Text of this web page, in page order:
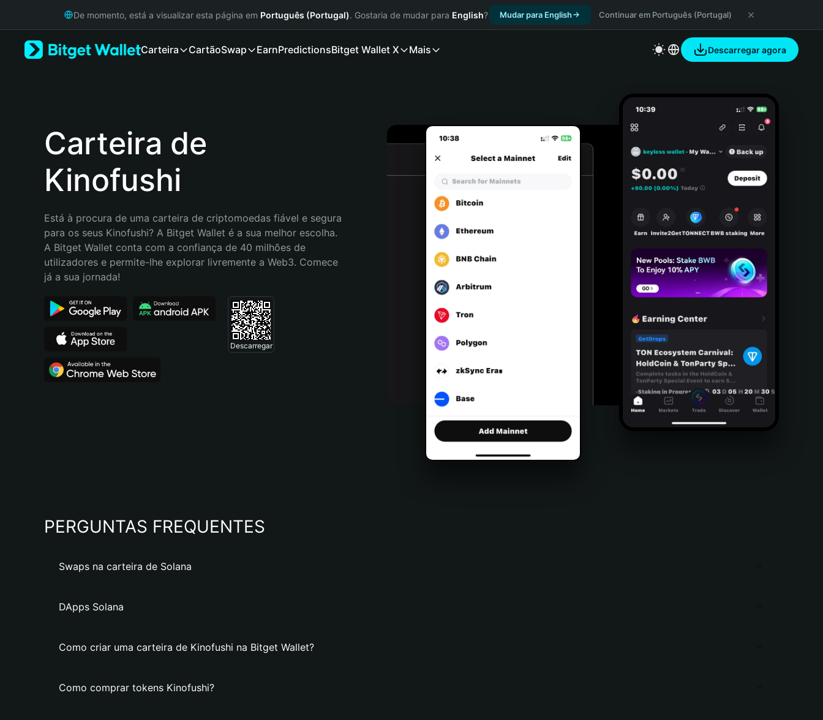
Русский
Português (Portugal)
Bahasa Indonesia
Português (Brasil)
Español (Argentina)
De momento, está a visualizar esta página em Português (Portugal). Gostaria de mudar para English? Mudar para English Continuar em Português (Portugal)
Carteira CartãoSwap EarnPredictionsBitget Wallet X Mais Descarregar agora
Carteira de
Kinofushi
Está à procura de uma carteira de criptomoedas fiável e segura
para os seus Kinofushi? A Bitget Wallet é a sua melhor escolha.
A Bitget Wallet conta com a confiança de 40 milhões de
utilizadores e permite-lhe explorar livremente a Web3. Comece
já a sua jornada!
Descarregar
PERGUNTAS FREQUENTES
Swaps na carteira de Solana
DApps Solana
Como criar uma carteira de Kinofushi na Bitget Wallet?
Como comprar tokens Kinofushi?